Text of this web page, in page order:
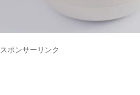
スポンサーリンク